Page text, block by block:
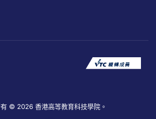
© 2026 香港高等教育科技學院。